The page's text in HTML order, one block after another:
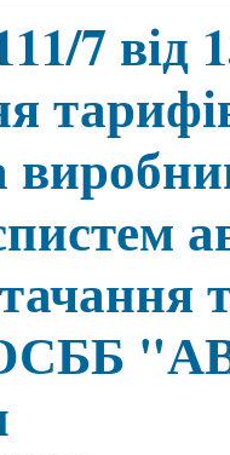
7 від